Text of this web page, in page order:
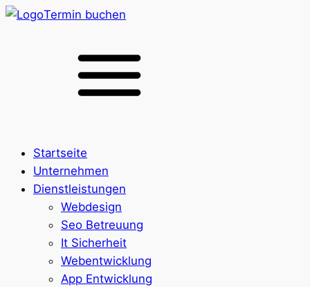
Termin buchen
Startseite
Unternehmen
Dienstleistungen
Webdesign
Seo Betreuung
It Sicherheit
Webentwicklung
App Entwicklung